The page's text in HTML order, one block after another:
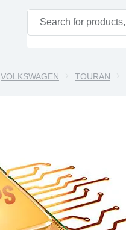
VOLKSWAGEN TOURAN